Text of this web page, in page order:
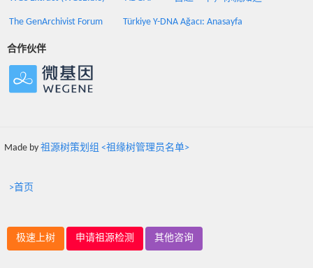
The GenArchivist Forum Türkiye Y-DNA Ağacı: Anasayfa
合作伙伴
Made by 祖源树策划组 <祖缘树管理员名单>
>首页
极速上树 申请祖源检测 其他咨询